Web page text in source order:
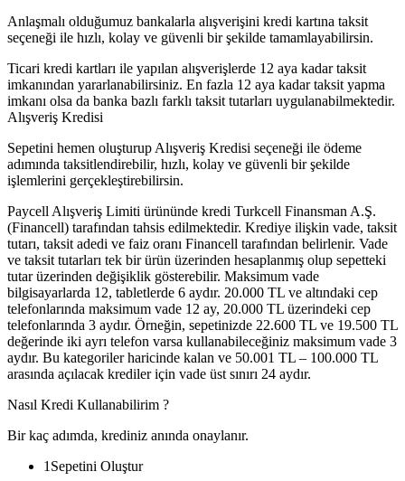
Anlaşmalı olduğumuz bankalarla alışverişini kredi kartına taksit
seçeneği ile hızlı, kolay ve güvenli bir şekilde tamamlayabilirsin.
Ticari kredi kartları ile yapılan alışverişlerde 12 aya kadar taksit
imkanından yararlanabilirsiniz. En fazla 12 aya kadar taksit yapma
imkanı olsa da banka bazlı farklı taksit tutarları uygulanabilmektedir.
Alışveriş Kredisi
Sepetini hemen oluşturup Alışveriş Kredisi seçeneği ile ödeme
adımında taksitlendirebilir, hızlı, kolay ve güvenli bir şekilde
işlemlerini gerçekleştirebilirsin.
Paycell Alışveriş Limiti ürününde kredi Turkcell Finansman A.Ş.
(Financell) tarafından tahsis edilmektedir. Krediye ilişkin vade, taksit
tutarı, taksit adedi ve faiz oranı Financell tarafından belirlenir. Vade
ve taksit tutarları tek bir ürün üzerinden hesaplanmış olup sepetteki
tutar üzerinden değişiklik gösterebilir. Maksimum vade
bilgisayarlarda 12, tabletlerde 6 aydır. 20.000 TL ve altındaki cep
telefonlarında maksimum vade 12 ay, 20.000 TL üzerindeki cep
telefonlarında 3 aydır. Örneğin, sepetinizde 22.600 TL ve 19.500 TL
değerinde iki ayrı telefon varsa kullanabileceğiniz maksimum vade 3
aydır. Bu kategoriler haricinde kalan ve 50.001 TL – 100.000 TL
arasında açılacak krediler için vade üst sınırı 24 aydır.
Nasıl Kredi Kullanabilirim ?
Bir kaç adımda, krediniz anında onaylanır.
1 Sepetini Oluştur